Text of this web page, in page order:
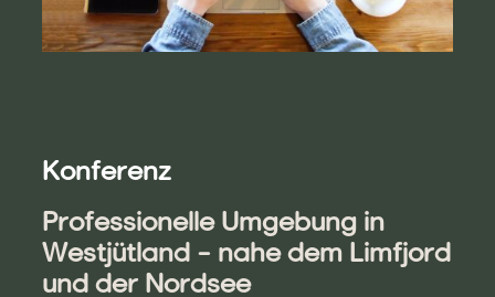
Konferenz
Professionelle Umgebung in
Westjütland – nahe dem Limfjord
und der Nordsee